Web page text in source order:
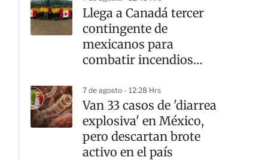
Llega a Canadá tercer
contingente de
mexicanos para
combatir incendios
7 de agosto - 12:28 Hrs
Van 33 casos de 'diarrea
explosiva' en México,
pero descartan brote
activo en el país